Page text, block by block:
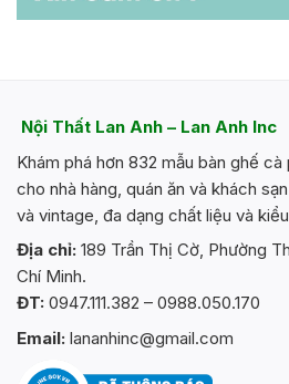
Nội Thất Lan Anh – Lan Anh Inc
Khám phá hơn 832 mẫu bàn ghế
cho nhà hàng, quán ăn và khách
và vintage, đa dạng chất liệu và
Địa chỉ: 189 Trần Thị Cờ, Phường
Chí Minh.
ĐT: 0947.111.382 – 0988.050.170
Email: lananhinc@gmail.com